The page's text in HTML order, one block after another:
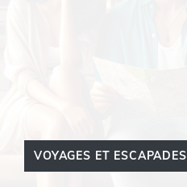
VOYAGES ET ESCAPADES